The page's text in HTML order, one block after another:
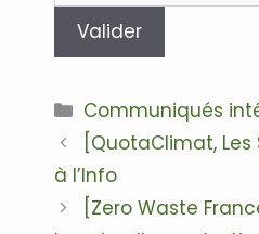
Communiqués
[QuotaClimat,
à l’Info
[Zero Waste